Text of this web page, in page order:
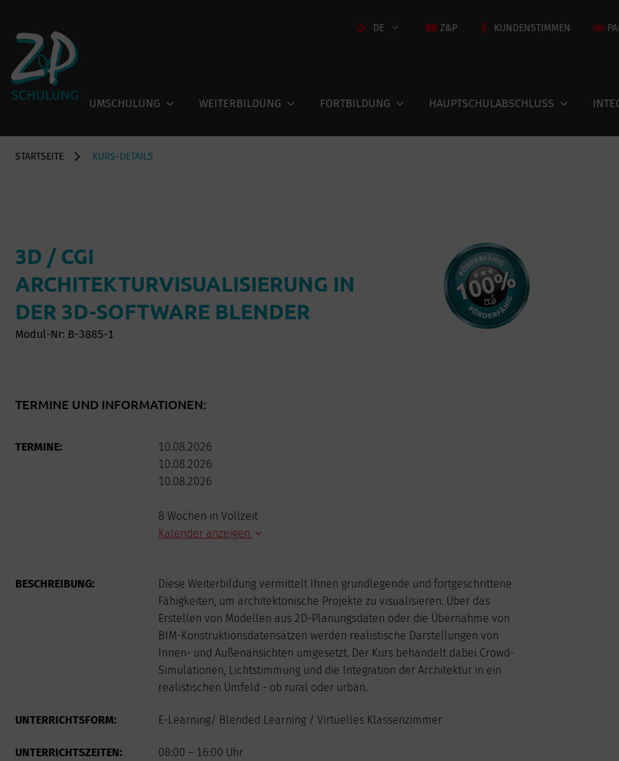
DE Z&P KUNDENSTIMMEN
UMSCHULUNG WEITERBILDUNG FORTBILDUNG HAUPTSCHULABSCHLUSS
STARTSEITE KURS-DETAILS
3D / CGI
ARCHITEKTURVISUALISIERUNG IN
DER 3D-SOFTWARE BLENDER
Modul-Nr: B-3885-1
TERMINE UND INFORMATIONEN:
TERMINE:
10.08.2026
10.08.2026
10.08.2026
8 Wochen in Vollzeit
Kalender anzeigen
Mo Di Mi Do Fr Sa
3
4 5
10
11 12 13 14 15
17
18 19 20 21 22
24
25 26 27
BESCHREIBUNG:
Diese Weiterbildung vermittelt Ihnen grundlegende und fortgeschrittene
Fähigkeiten, um architektonische Projekte zu visualisieren. Über das
Erstellen von Modellen aus 2D-Planungsdaten oder die Übernahme von
BIM-Konstruktionsdatensätzen werden realistische Darstellungen von
Innen- und Außenansichten umgesetzt. Der Kurs behandelt dabei Crowd-
Simulationen, Lichtstimmung und die Integration der Architektur in ein
realistischen Umfeld - ob rural oder urban.
UNTERRICHTSFORM: E-Learning/ Blended Learning / Virtuelles Klassenzimmer
UNTERRICHTSZEITEN: 08:00 – 16:00 Uhr